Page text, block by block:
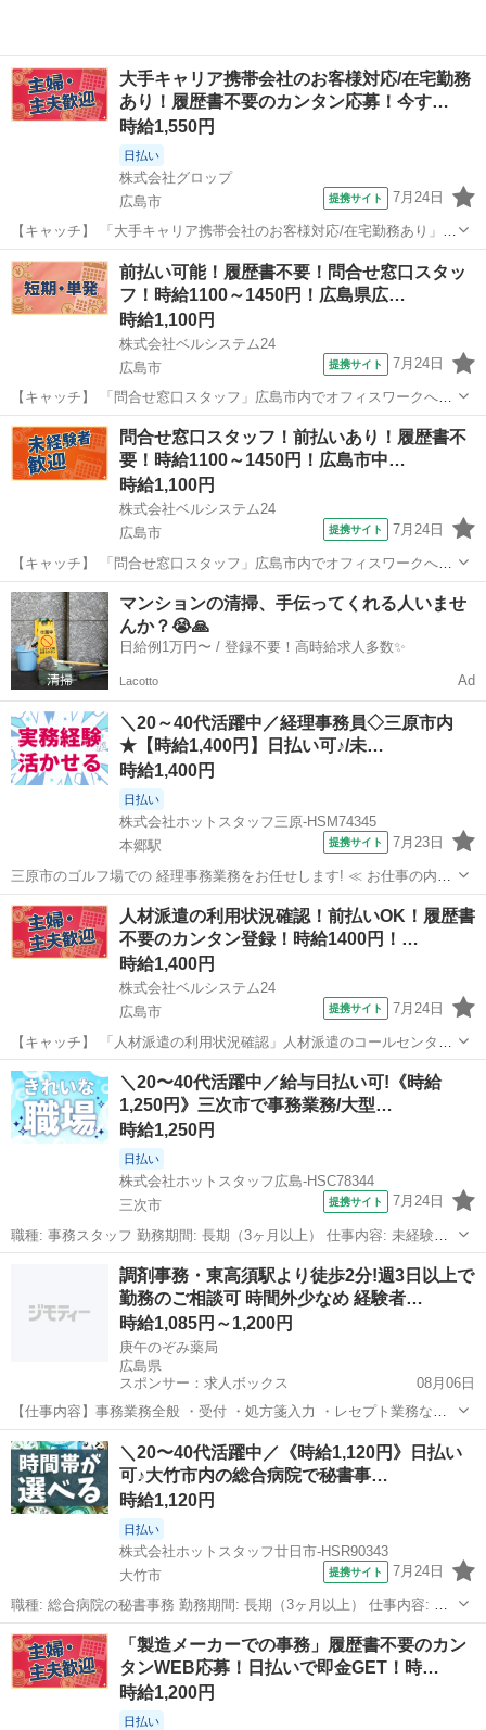
大手キャリア携帯会社のお客様対応/在宅勤務
あり！履歴書不要のカンタン応募！今す…
時給1,550円
日払い
株式会社グロップ
広島市
提携サイト 7月24日
【キャッチ】 「大手キャリア携帯会社のお客様対応/在宅勤務あり」を
お任せ!!日払いOK◎未経験スタッフ活躍中♪＜9月スタート＞在宅有の
受電専門コールセンター◎複数名同時スタートで安心/ネイル・髪色・
服装自由 【コメント】 ...
広島 広島市 一般事務
前払い可能！履歴書不要！問合せ窓口スタッ
フ！時給1100～1450円！広島県広…
時給1,100円
株式会社ベルシステム24
広島市
提携サイト 7月24日
【キャッチ】 「問合せ窓口スタッフ」広島市内でオフィスワークへの
転職を考えている方に！！ベルシステム24のお仕事紹介 【コメント】
ベルシステム24には経験や資格一切不問のお仕事も多数(^^♪ ＃扶養
内・Wワーク ＃週2...
広島 広島市 電話対応
問合せ窓口スタッフ！前払いあり！履歴書不
要！時給1100～1450円！広島市中…
時給1,100円
株式会社ベルシステム24
広島市
提携サイト 7月24日
【キャッチ】 「問合せ窓口スタッフ」広島市内でオフィスワークへの
転職を考えている方に！！ベルシステム24のお仕事紹介 【コメント】
ベルシステム24には経験や資格一切不問のお仕事も多数(^^♪ ＃扶養
内・Wワーク ＃週2...
広島 広島市
マンションの清掃、手伝ってくれる人いませ
んか？😭🙏
日給例1万円〜 / 登録不要！高時給求人多数✨
Lacotto Ad
＼20～40代活躍中／経理事務員◇三原市内
★【時給1,400円】日払い可♪/未…
時給1,400円
日払い
株式会社ホットスタッフ三原-HSM74345
本郷駅
提携サイト 7月23日
三原市のゴルフ場での 経理事務業務をお任せします! ≪ お仕事の内容
≫ (1) 経理業務 請求書のチェックや 給与計算などを進めます。 社内の
お金の出入り管理や 記録を残します。 (2) 書類作成 簡単なデータ入力
や Ex...
広島 本郷駅 経理
人材派遣の利用状況確認！前払いOK！履歴書
不要のカンタン登録！時給1400円！…
時給1,400円
株式会社ベルシステム24
広島市
提携サイト 7月24日
【キャッチ】 「人材派遣の利用状況確認」人材派遣のコールセンタ
ー！短期1か月間！大量募集！土日祝休み！未経験可 【コメント】 ベ
ルシステム24ではWワークや扶養内勤務、短期や長期など様々なお仕
事をご紹介可能！ お給料は前払...
広島 広島市 電話対応
＼20〜40代活躍中／給与日払い可!《時給
1,250円》三次市で事務業務/大型…
時給1,250円
日払い
株式会社ホットスタッフ広島-HSC78344
三次市
提携サイト 7月24日
職種: 事務スタッフ 勤務期間: 長期（3ヶ月以上） 仕事内容: 未経験か
ら始められる オフィスワークが登場☆彡 丁寧な指導があり、 分から
ないことはすぐに 聞ける職場なので 安心してください♪ 嬉しい土日休
三次市 一般事務
調剤事務・東高須駅より徒歩2分!週3日以上で
勤務のご相談可 時間外少なめ 経験者…
時給1,085円～1,200円
庚午のぞみ薬局
広島県
スポンサー：求人ボックス
08月06日
【仕事内容】事務業務全般 ・受付 ・処方箋入力 ・レセプト業務など
雇用期間の定めなし 【経験・資格】<応募要件> エクセル、ワードの
簡単な作業ができる方 59歳以下(定年を上限) 資格、学歴不問 <歓迎要
件> 普通自動車運転免許...
アルバイト・パート
＼20〜40代活躍中／《時給1,120円》日払い
可♪大竹市内の総合病院で秘書事…
時給1,120円
日払い
株式会社ホットスタッフ廿日市-HSR90343
大竹市
提携サイト 7月24日
職種: 総合病院の秘書事務 勤務期間: 長期（3ヶ月以上） 仕事内容: 病
院にて一般事務・理事長の秘書の お仕事です! 患者さんの対応ナシ◎
病院の受付業務などはないため、 目の前のデスクワークに しっかり集
中できる環境...
広島 大竹市 一般事務
「製造メーカーでの事務」履歴書不要のカン
タンWEB応募！日払いで即金GET！時…
時給1,200円
日払い